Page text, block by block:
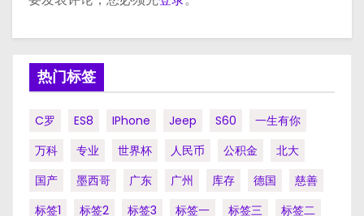
热门标签
C罗 ES8 IPhone Jeep S60
一生有你
万科
专业 世界杯 人民币 公积金
北大
国产
墨西哥 广东 广州 库存 德国
慈善
标签1
标签2 标签3 标签一 标签三 标签二